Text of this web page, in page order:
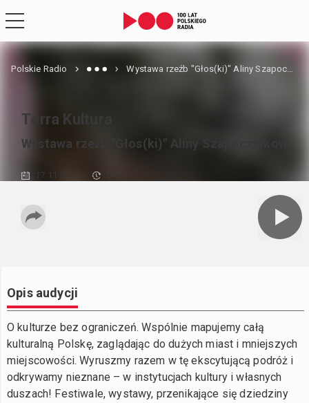
Polskie Radio Wystawa rzeźb "Głos(ki)" Aliny Szapocznikow
Terra Kultura
Wystawa rzeźb "Głos(ki)" Aliny Szapocznikow
17.11.2025
Opis audycji
O kulturze bez ograniczeń. Wspólnie mapujemy całą
kulturalną Polskę, zaglądając do dużych miast i mniejszych
miejscowości. Wyruszmy razem w tę ekscytującą podróż i
odkrywamy nieznane – w instytucjach kultury i własnych
duszach! Festiwale, wystawy, przenikające się dziedziny